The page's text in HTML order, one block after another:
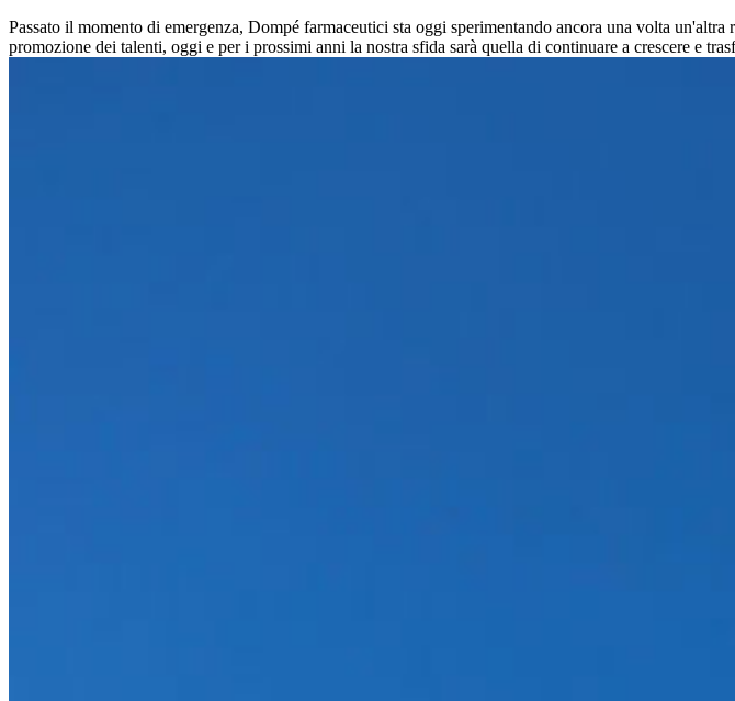
Passato il momento di emergenza, Dompé farmaceutici sta oggi sperimentando ancora una volta
promozione dei talenti, oggi e per i prossimi anni la nostra sfida sarà quella di continuare a crescere e